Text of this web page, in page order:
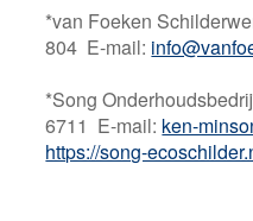
*van Foeken
804 E-mail:
*Song
6711 E-mail: ken-
https://song-